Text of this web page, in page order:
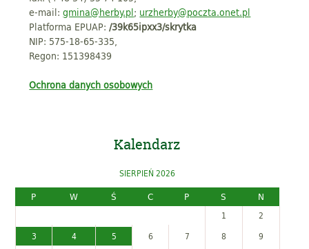
e-mail:gmina@herby.pl; urzherby@poczta.onet.pl
Platforma EPUAP:/39k65ipxx3/skrytka
NIP: 575-18-65-335,
Regon: 151398439
Ochrona danych osobowych
Kalendarz
SIERPIEŃ 2026
P
W Ś C P S
N
1
2
3
4 5 6 7 8
9